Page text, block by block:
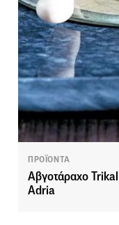
ΠΡΟΪΟΝΤΑ
Aβγοτάραχο
Adria